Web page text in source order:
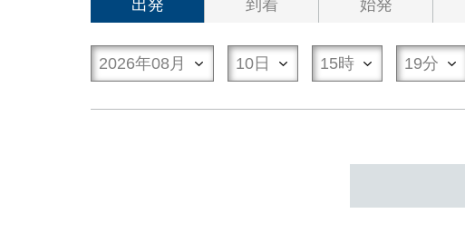
出発 到着 始発